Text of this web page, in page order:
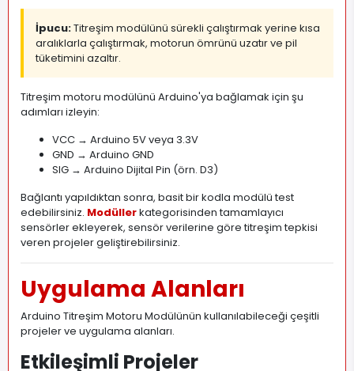
İpucu:Titreşim modülünü sürekli çalıştırmak yerine kısa
aralıklarla çalıştırmak, motorun ömrünü uzatır ve pil
tüketimini azaltır.
Titreşim motoru modülünü Arduino'ya bağlamak için şu
adımları izleyin:
VCC → Arduino 5V veya 3.3V
GND → Arduino GND
SIG → Arduino Dijital Pin (örn. D3)
Bağlantı yapıldıktan sonra, basit bir kodla modülü test
edebilirsiniz. Modüllerkategorisinden tamamlayıcı
sensörler ekleyerek, sensör verilerine göre titreşim tepkisi
veren projeler geliştirebilirsiniz.
Uygulama Alanları
Arduino Titreşim Motoru Modülünün kullanılabileceği çeşitli
projeler ve uygulama alanları.
Etkileşimli Projeler